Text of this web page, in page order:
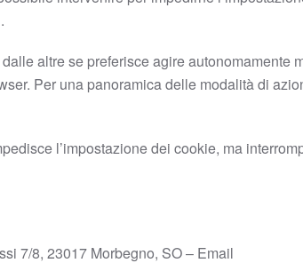
altre se preferisce agire autonomamente
Per una panoramica delle modalità di
l’impostazione dei cookie, ma
7/8, 23017 Morbegno, SO – Email